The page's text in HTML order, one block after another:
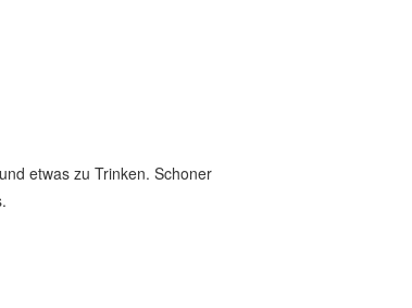
etwas zu Trinken. Schoner